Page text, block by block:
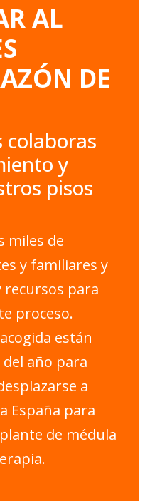
AL
DE
colaboras
y
pisos
miles de
y familiares y
recursos para
proceso.
están
año para
a
España para
de médula